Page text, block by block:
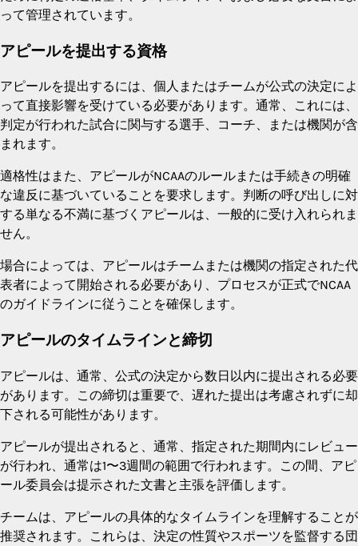
って管理されています。
アピールを提出する資格
アピールを提出するには、個人またはチームが公式の決定によ
って直接影響を受けている必要があります。通常、これには、
判定が行われた試合に関与する選手、コーチ、または機関が含
まれます。
適格性はまた、アピールがNCAAのルールまたは手続きの明確
な違反に基づいていることを要求します。判断の呼び出しに対
する単なる不満に基づくアピールは、一般的に受け入れられま
せん。
場合によっては、アピールはチームまたは機関の指定された代
表者によって開始される必要があり、プロセスが正式でNCAA
のガイドラインに従うことを確保します。
アピールのタイムラインと締切
アピールは、通常、公式の決定から数日以内に提出される必要
があります。この締切は重要で、遅れた提出は考慮されずに却
下される可能性があります。
アピールが提出されると、通常、指定された期間内にレビュー
が行われ、通常は1〜3週間の範囲で行われます。この間、アピ
ール委員会は提示された文書と主張を評価します。
チームは、アピールの具体的なタイムラインを理解することが
推奨されます。これらは、決定の性質やスポーツを監督する団